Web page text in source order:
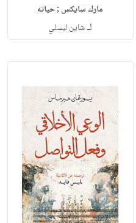
مارك سايكس ; حياته
لـشاين ليسلي